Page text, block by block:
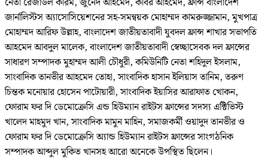
জার্নালিস্টস অ্যাসোসিয়েশনের সহ-সমন্বয়ক মোহাম্মদ কামরুজ্জামান, মুখপাত্র
মোহাম্মদ আরিফ উল্লাহ, বাংলাদেশ জাতীয়তাবাদী যুবদল ফ্রান্স শাখার সভাপতি
আহমেদ আবদুল মালেক, বাংলাদেশ জাতীয়তাবাদী স্বেচ্ছাসেবক দল ফ্রান্সের
সাধারণ সম্পাদক মুহাম্মদ আলী চৌধুরী, কমিউনিটি নেতা শহিদুল ইসলাম,
সাংবাদিক তানভীর আহমেদ তোহা, সাংবাদিক হাসান ইলিয়াস তানিম, তরুণ
চিন্তক মনোয়ার হোসেন পাটোয়ারী, সাংবাদিক ইয়াসির আরাফাত খোকন,
ফোরাম ফর দি ডেমোক্রেসি এন্ড হিউম্যান রাইটস ফ্রান্সের সদস্য এক্টিভিস্ট
খালেদ মাহমুদ খান, সাংবাদিক মামুন মাহিন, সমাজকর্মী ওয়াদুদ তানভীর ও
ফোরাম ফর দি ডেমোক্রেসি অ্যান্ড হিউম্যান রাইটস ফ্রান্সের সাংগঠনিক
সম্পাদক আব্দুল মুকিত খানসহ আরো অনেকে উপস্থিত ছিলেন।